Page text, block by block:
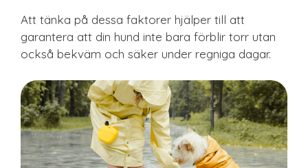
Att tänka på dessa faktorer hjälper till att
garantera att din hund inte bara förblir torr utan
också bekväm och säker under regniga dagar.